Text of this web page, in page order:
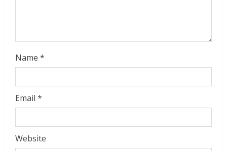
g
Name *
Email *
Website